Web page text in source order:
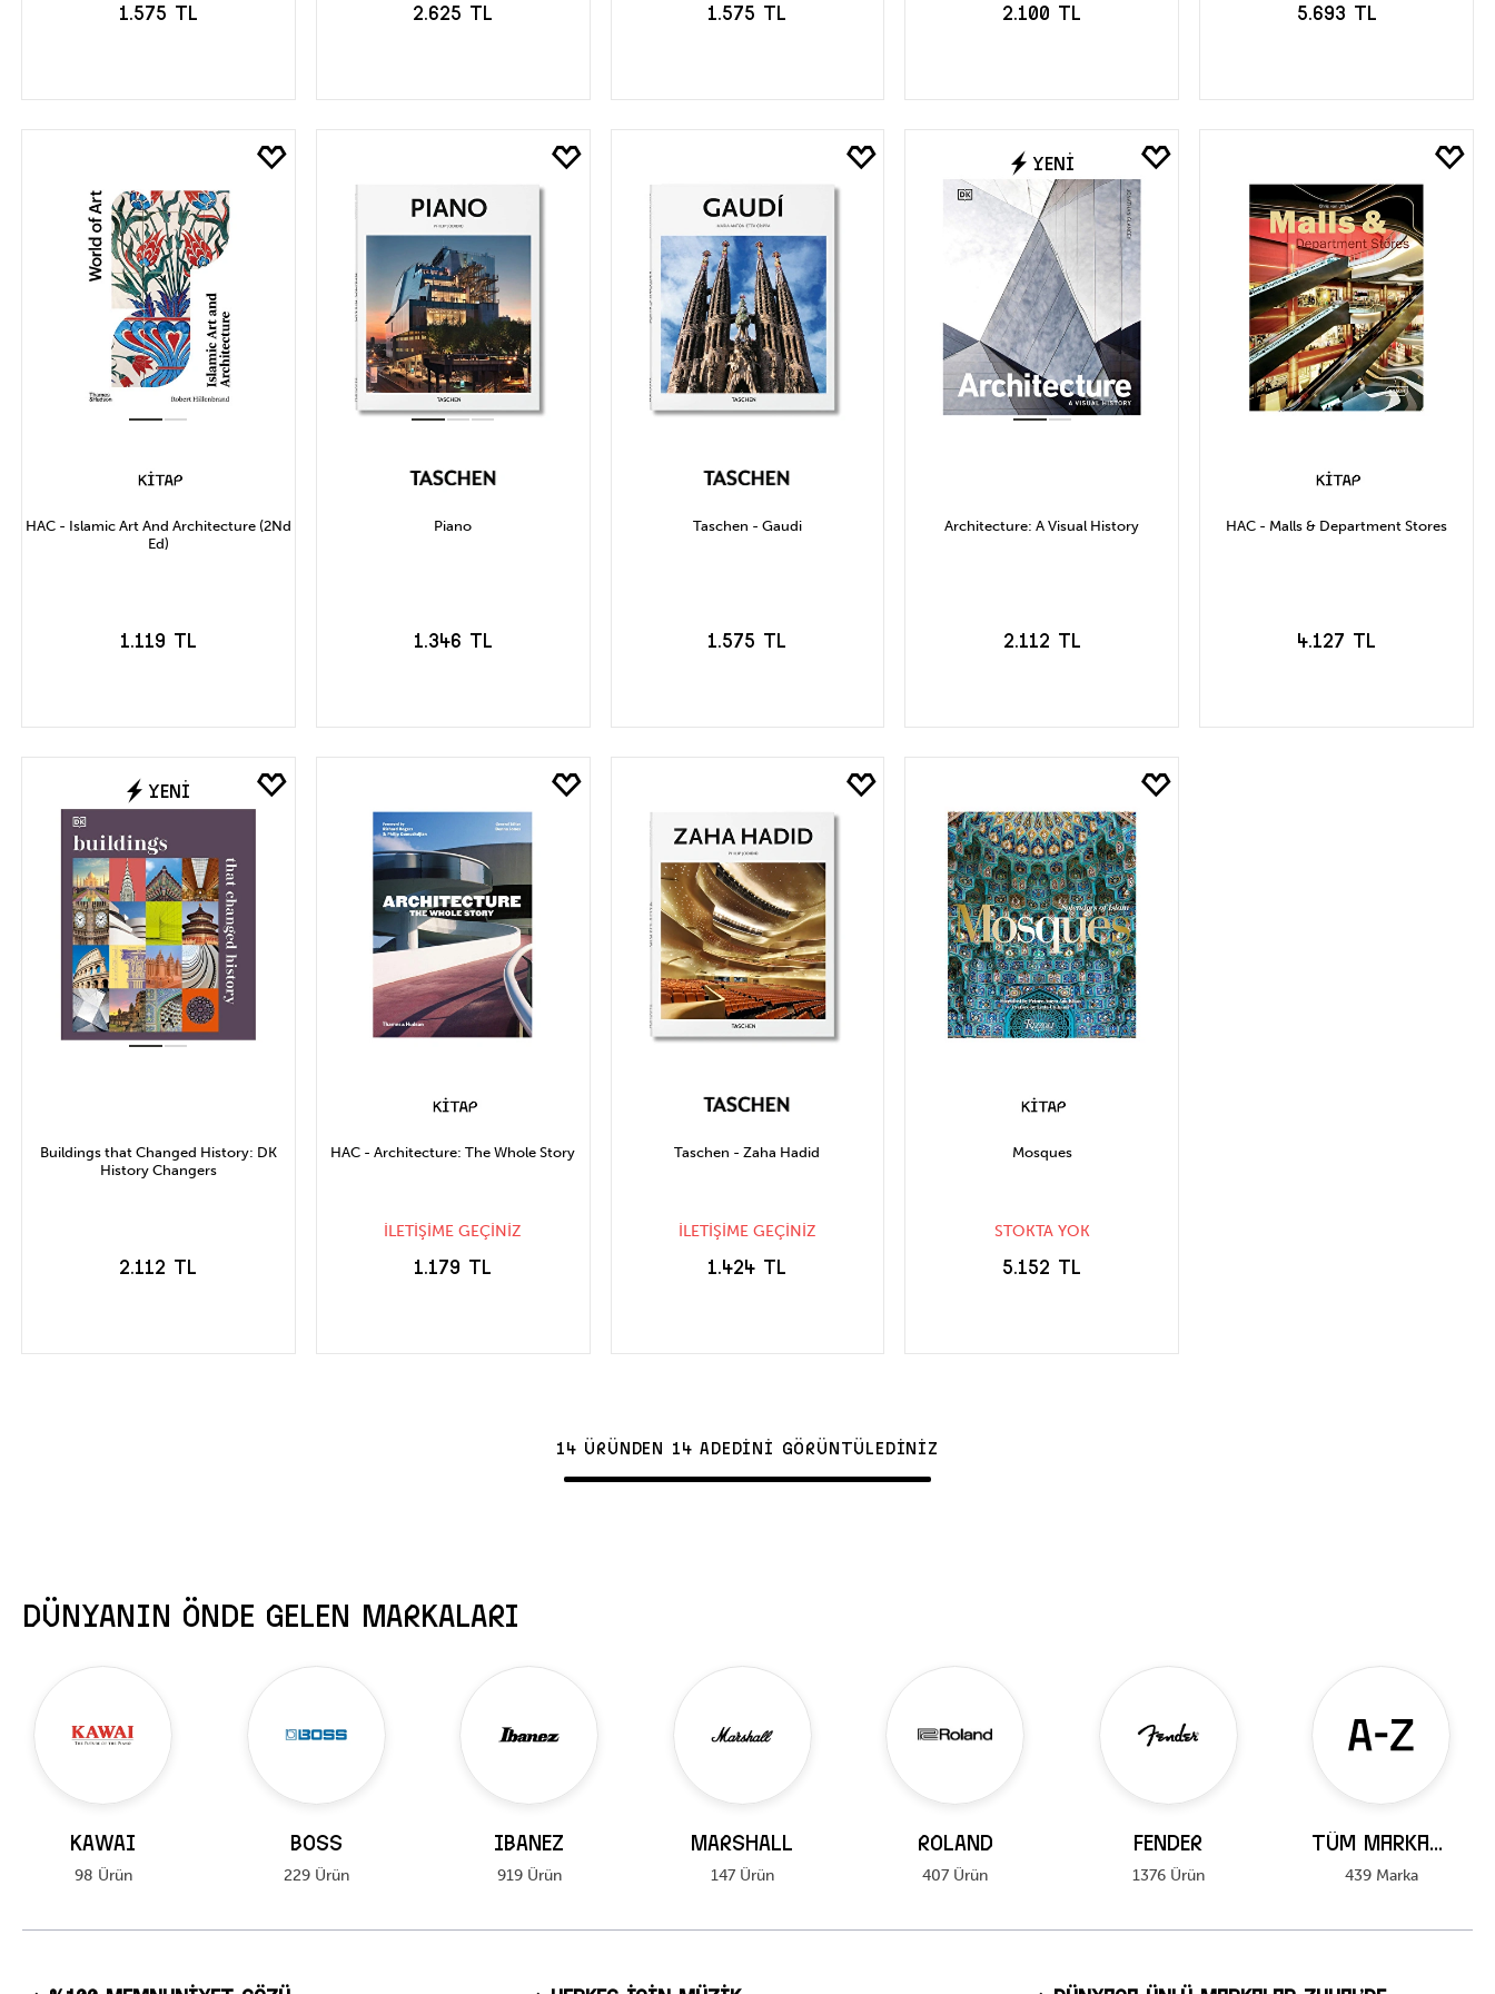
1.575 TL
SEPETE EKLE
2.625 TL
SEPETE EKLE
1.575 TL
SEPETE EKLE
2.100 TL
SEPETE EKLE
5.693 TL
SEPETE EKLE
HAC - Islamic Art And Architecture (2Nd
Ed)
1.119 TL
SEPETE EKLE
Piano
1.346 TL
SEPETE EKLE
Taschen - Gaudi
1.575 TL
SEPETE EKLE
YENİ
Architecture: A Visual History
2.112 TL
SEPETE EKLE
HAC - Malls & Department Stores
4.127 TL
YENİ
Buildings that Changed History: DK
History Changers
2.112 TL
HAC - Architecture: The Whole Story
İLETİŞİME GEÇİNİZ
1.179 TL
Taschen - Zaha Hadid
İLETİŞİME GEÇİNİZ
1.424 TL
Mosques
STOKTA YOK
5.152 TL
14 ÜRÜNDEN 14 ADEDİNİ GÖRÜNTÜLEDİNİZ
DÜNYANIN ÖNDE GELEN MARKALARI
KAWAI
98 Ürün
BOSS
229 Ürün
IBANEZ
919 Ürün
MARSHALL
147 Ürün
ROLAND
407 Ürün
FENDER
1376 Ürün
Tüm Markalar
439 Marka